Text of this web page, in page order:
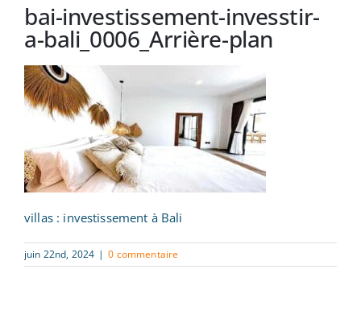
bai-investissement-invesstir-
a-bali_0006_Arrière-plan
villas : investissement à Bali
juin 22nd, 2024 | 0 commentaire